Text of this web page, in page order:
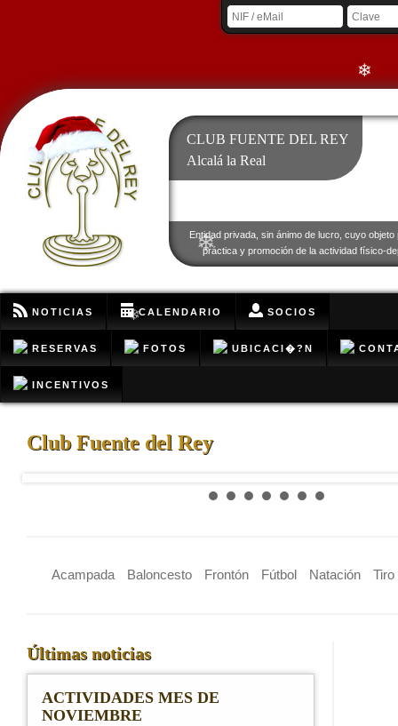
CLUB FUENTE DEL REY
Alcalá la Real
Entidad privada, sin ánimo de lucro, cuyo objeto
práctica y promoción de la actividad físico-
NOTICIAS CALENDARIO SOCIOS
RESERVAS FOTOS UBICACI�?N
INCENTIVOS
Club Fuente del Rey
Acampada Baloncesto Frontón Fútbol Natación Tiro
Últimas noticias
ACTIVIDADES MES DE
NOVIEMBRE
❄
❄
❄
❄
❄
❄
❄